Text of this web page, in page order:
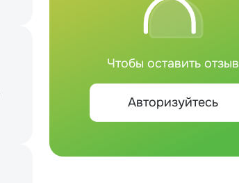
Чтобы оставить отзыв
Авторизуйтесь